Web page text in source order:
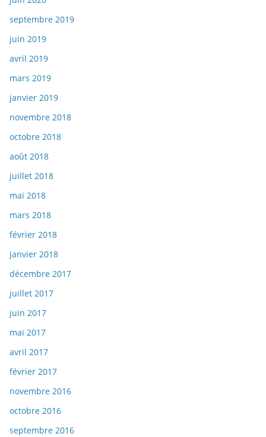
septembre 2019
juin 2019
avril 2019
mars 2019
janvier 2019
novembre 2018
octobre 2018
août 2018
juillet 2018
mai 2018
mars 2018
février 2018
janvier 2018
décembre 2017
juillet 2017
juin 2017
mai 2017
avril 2017
février 2017
novembre 2016
octobre 2016
septembre 2016